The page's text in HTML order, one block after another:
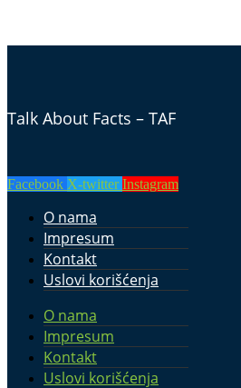
Talk About Facts – TAF
Facebook X-twitter Instagram
O nama
Impresum
Kontakt
Uslovi korišćenja
O nama
Impresum
Kontakt
Uslovi korišćenja